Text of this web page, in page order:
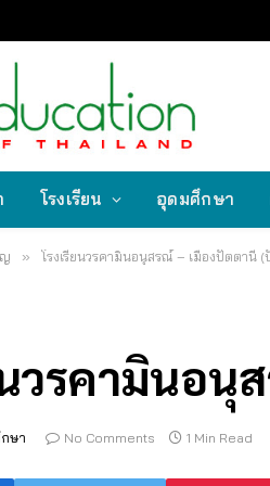
โรงเรียน อุดมศึกษา
ญ » โรงเรียนวรคามินอนุสรณ์ – เมืองปัตตานี
นวรคามินอ
ษา No Comments 1 Min Read